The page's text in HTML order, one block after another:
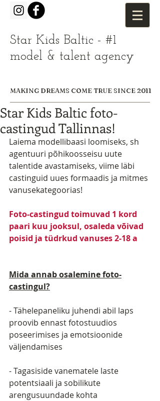
Star Kids Baltic - #1
model & talent agency
MAKING DREAMS COME TRUE SINCE 2011
Star Kids Baltic foto-
castingud Tallinnas!
Laiema modellibaasi loomiseks, sh
agentuuri põhikoosseisu uute
talentide avastamiseks, viime läbi
castinguid uues formaadis ja mitmes
vanusekategoorias!
Foto-castingud toimuvad 1 kord
paari kuu jooksul, osaleda võivad
poisid ja tüdrkud vanuses 2-18 a
Mida annab osalemine foto-
castingul?
- Tähelepaneliku juhendi abil laps
proovib ennast fotostuudios
poseerimises ja emotsioonide
väljendamises
- Tagasiside vanematele laste
potentsiaali ja sobilikute
arengusuundade kohta